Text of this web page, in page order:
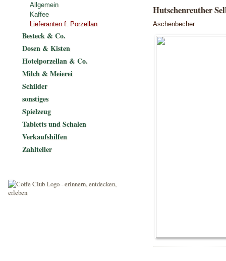
Hutschenreuther
Aschenbecher
Allgemein
Kaffee
Lieferanten f. Porzellan
Besteck & Co.
Dosen & Kisten
Hotelporzellan & Co.
Milch & Meierei
Schilder
sonstiges
Spielzeug
Tabletts und Schalen
Verkaufshilfen
Zahlteller